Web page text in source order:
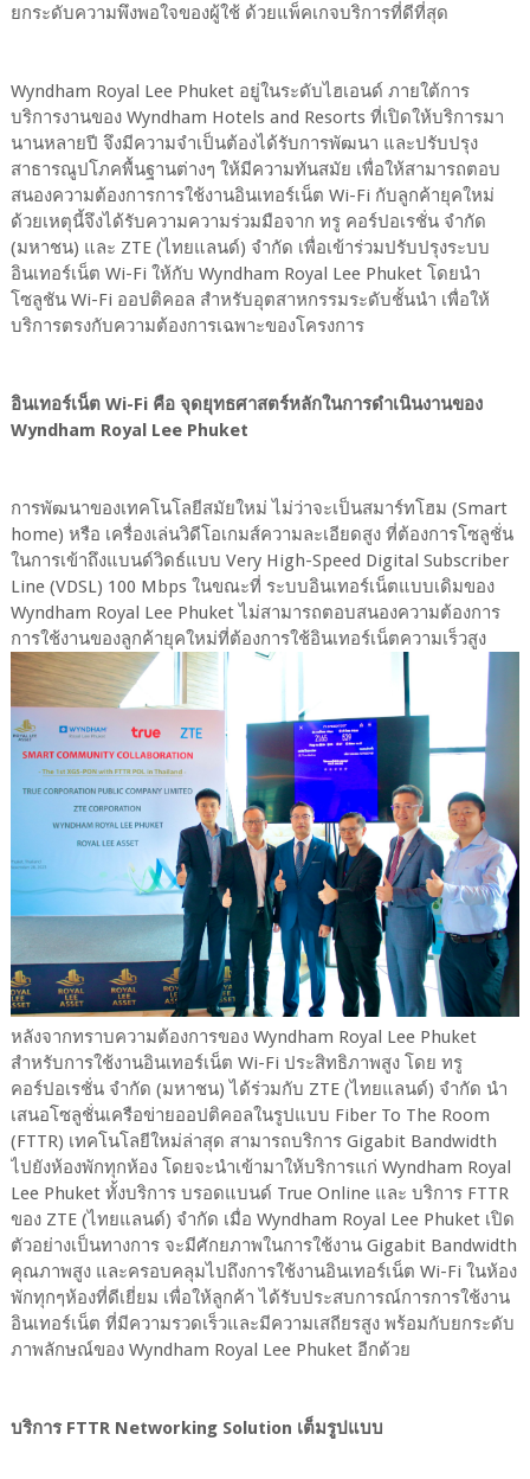
ยกระดับความพึงพอใจของผู้ใช้ ด้วยแพ็คเกจบริการที่ดีที่สุด
Wyndham Royal Lee Phuket อยู่ในระดับไฮเอนด์ ภายใต้การ
บริการงานของ Wyndham Hotels and Resorts ที่เปิดให้บริการมา
นานหลายปี จึงมีความจำเป็นต้องได้รับการพัฒนา และปรับปรุง
สาธารณูปโภคพื้นฐานต่างๆ ให้มีความทันสมัย เพื่อให้สามารถตอบ
สนองความต้องการการใช้งานอินเทอร์เน็ต Wi-Fi กับลูกค้ายุคใหม่
ด้วยเหตุนี้จึงได้รับความความร่วมมือจาก ทรู คอร์ปอเรชั่น จำกัด
(มหาชน) และ ZTE (ไทยแลนด์) จำกัด เพื่อเข้าร่วมปรับปรุงระบบ
อินเทอร์เน็ต Wi-Fi ให้กับ Wyndham Royal Lee Phuket โดยนำ
โซลูชัน Wi-Fi ออปติคอล สำหรับอุตสาหกรรมระดับชั้นนำ เพื่อให้
บริการตรงกับความต้องการเฉพาะของโครงการ
อินเทอร์เน็ต Wi-Fi คือ จุดยุทธศาสตร์หลักในการดำเนินงานของ
Wyndham Royal Lee Phuket
การพัฒนาของเทคโนโลยีสมัยใหม่ ไม่ว่าจะเป็นสมาร์ทโฮม (Smart
home) หรือ เครื่องเล่นวิดีโอเกมส์ความละเอียดสูง ที่ต้องการโซลูชั่น
ในการเข้าถึงแบนด์วิดธ์แบบ Very High-Speed Digital Subscriber
Line (VDSL) 100 Mbps ในขณะที่ ระบบอินเทอร์เน็ตแบบเดิมของ
Wyndham Royal Lee Phuket ไม่สามารถตอบสนองความต้องการ
การใช้งานของลูกค้ายุคใหม่ที่ต้องการใช้อินเทอร์เน็ตความเร็วสูง
หลังจากทราบความต้องการของ Wyndham Royal Lee Phuket
สำหรับการใช้งานอินเทอร์เน็ต Wi-Fi ประสิทธิภาพสูง โดย ทรู
คอร์ปอเรชั่น จำกัด (มหาชน) ได้ร่วมกับ ZTE (ไทยแลนด์) จำกัด นำ
เสนอโซลูชั่นเครือข่ายออปติคอลในรูปแบบ Fiber To The Room
(FTTR) เทคโนโลยีใหม่ล่าสุด สามารถบริการ Gigabit Bandwidth
ไปยังห้องพักทุกห้อง โดยจะนำเข้ามาให้บริการแก่ Wyndham Royal
Lee Phuket ทั้งบริการ บรอดแบนด์ True Online และ บริการ FTTR
ของ ZTE (ไทยแลนด์) จำกัด เมื่อ Wyndham Royal Lee Phuket เปิด
ตัวอย่างเป็นทางการ จะมีศักยภาพในการใช้งาน Gigabit Bandwidth
คุณภาพสูง และครอบคลุมไปถึงการใช้งานอินเทอร์เน็ต Wi-Fi ในห้อง
พักทุกๆห้องที่ดีเยี่ยม เพื่อให้ลูกค้า ได้รับประสบการณ์การการใช้งาน
อินเทอร์เน็ต ที่มีความรวดเร็วและมีความเสถียรสูง พร้อมกับยกระดับ
ภาพลักษณ์ของ Wyndham Royal Lee Phuket อีกด้วย
บริการ FTTR Networking Solution เต็มรูปแบบ